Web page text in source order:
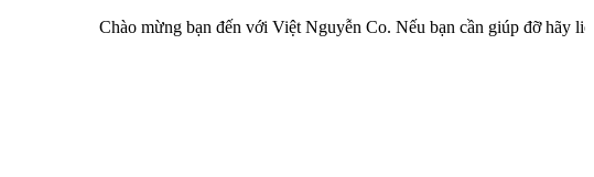
Chào mừng bạn đến với Việt Nguyễn Co. Nếu bạn cần giúp đỡ hãy liên hệ